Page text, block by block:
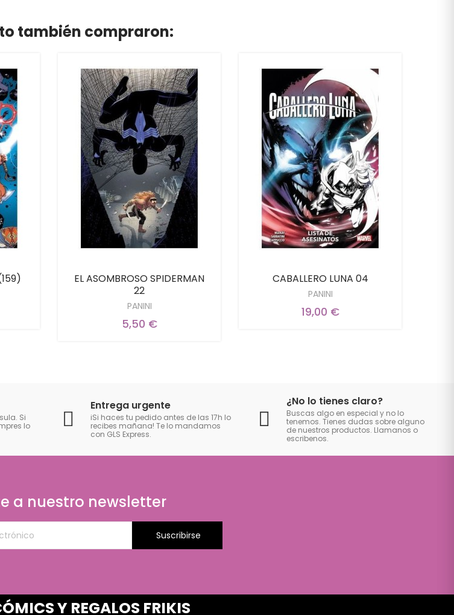
también compraron:
EL ASOMBROSO SPIDERMAN
22
PANINI
5,50 €
CABALLERO LUNA 04
PANINI
19,00 €
Si
lo
Entrega urgente
iSi haces tu pedido antes de las 17h lo
recibes mañana! Te lo mandamos
con GLS Express.
¿No lo tienes claro?
Buscas algo en especial y no lo
tenemos. Tienes dudas sobre alguno
de nuestros productos. Llamanos o
escribenos.
a nuestro newsletter
Suscribirse
Y REGALOS FRIKIS